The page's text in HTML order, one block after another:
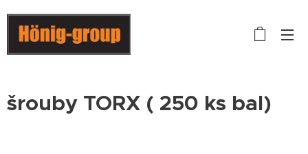
šrouby TORX ( 250 ks bal)